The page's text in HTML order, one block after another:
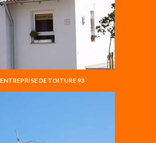
ENTREPRISE DE TOITURE 93